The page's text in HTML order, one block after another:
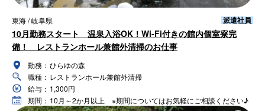
東海 / 岐阜県 派遣社員
10月勤務スタート 温泉入浴OK！Wi-Fi付きの館内個室寮完
備！ レストランホール兼館外清掃のお仕事
勤務： ひらゆの森
職種： レストランホール兼館外清掃
給与： 1,300円
期間： 10月～2か月以上 ※期間についてはお気軽にご相談ください♪